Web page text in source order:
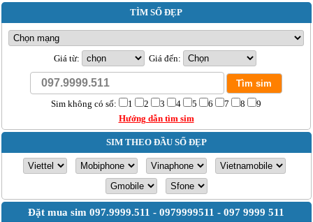
TÌM SỐ ĐẸP
Giá từ: Giá đến:
Sim không có số: 1 2 3 4 5 6 7 8
9
Hướng dẫn tìm sim
SIM THEO ĐẦU SỐ ĐẸP
Đặt mua sim097.9999.511 - 0979999511 - 097 9999 511